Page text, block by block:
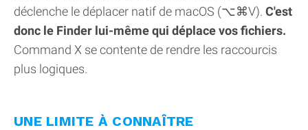
déclenche le déplacer natif de macOS (⌥⌘V). C'est
donc le Finder lui-même qui déplace vos fichiers.
Command X se contente de rendre les raccourcis
plus logiques.
UNE LIMITE À CONNAÎTRE